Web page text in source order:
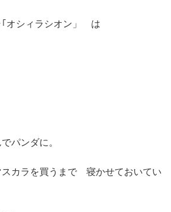
｢オシィラシオン」 は
パンダに。
スカラを買うまで 寝かせておいてい